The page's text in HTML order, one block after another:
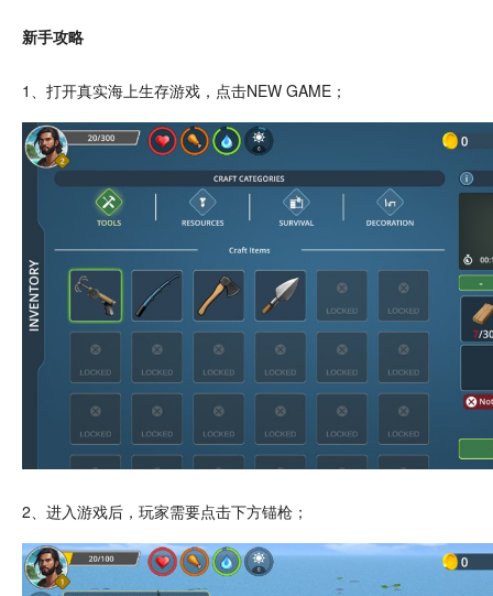
新手攻略
1、打开真实海上生存游戏， 点击NEW GAME；
2、进入游戏后，玩家需要点击下方锚枪；